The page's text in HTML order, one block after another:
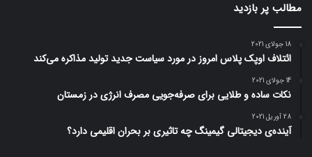
مطالب پر بازدید
18 جولای 2021
ائتلاف اوپک پلاس امروز در مورد سیاست جدید تولید مذاکره می‌کند
14 جولای 2021
نکات ساده و طلایی برای صرفه‌جویی مصرف انرژی در زمستان
28 آوریل 2021
آینده‌ی دیجیتالی گیمینگ چه تاثیری بر بحران اقلیمی دارد؟